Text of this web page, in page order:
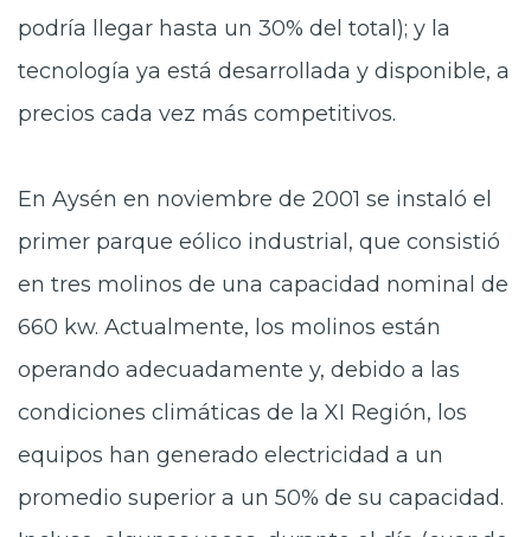
podría llegar hasta un 30% del total); y la
tecnología ya está desarrollada y disponible, a
precios cada vez más competitivos.
En Aysén en noviembre de 2001 se instaló el
primer parque eólico industrial, que consistió
en tres molinos de una capacidad nominal de
660 kw. Actualmente, los molinos están
operando adecuadamente y, debido a las
condiciones climáticas de la XI Región, los
equipos han generado electricidad a un
promedio superior a un 50% de su capacidad.